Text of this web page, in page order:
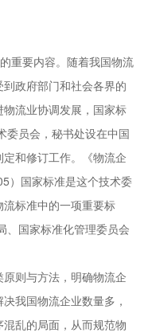
重要内容。随着我国物流
政府部门和社会各界的
流业协调发展，国家标
委员会，秘书处设在中国
和修订工作。《物流企
）国家标准是这个技术委
标准中的一项重要标
、国家标准化管理委员会
则与方法，明确物流企
我国物流企业数量多，
乱的局面，从而规范物